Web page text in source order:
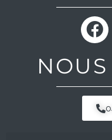
F
a
c
e
b
o
o